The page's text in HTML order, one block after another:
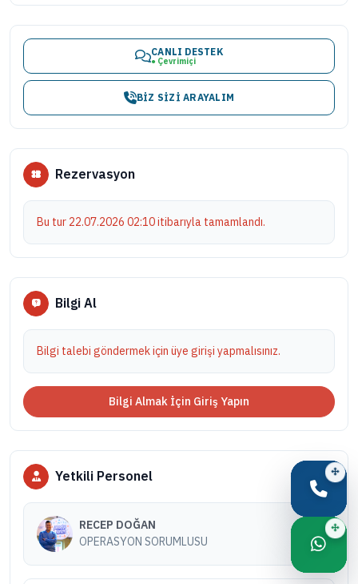
CANLI DESTEK
● Çevrimiçi
BIZ SIZI ARAYALIM
Rezervasyon
Bu tur 22.07.2026 02:10 itibarıyla tamamlandı.
Bilgi Al
Bilgi talebi göndermek için üye girişi yapmalısınız.
Bilgi Almak İçin Giriş Yapın
Yetkili Personel
RECEP DOĞAN
OPERASYON SORUMLUSU